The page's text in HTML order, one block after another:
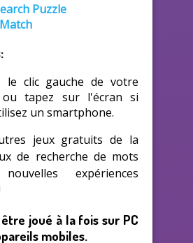
Puzzle
le clic gauche de votre
tapez sur l'écran si
un smartphone.
jeux gratuits de la
de recherche de mots
expériences
joué à la fois sur PC
mobiles.